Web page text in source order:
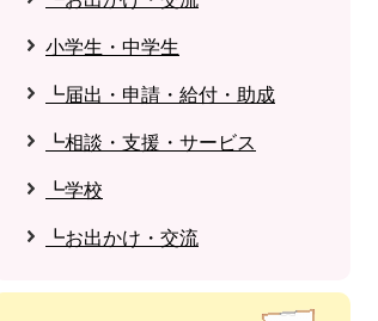
小学生・中学生
┗届出・申請・給付・助成
┗相談・支援・サービス
┗学校
┗お出かけ・交流